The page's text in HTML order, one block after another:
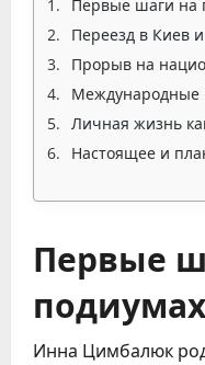
Первые шаги на
Переезд в Киев
Прорыв на
Международные
Личная жизнь
Настоящее и
Первые
Инна Цимбалюк